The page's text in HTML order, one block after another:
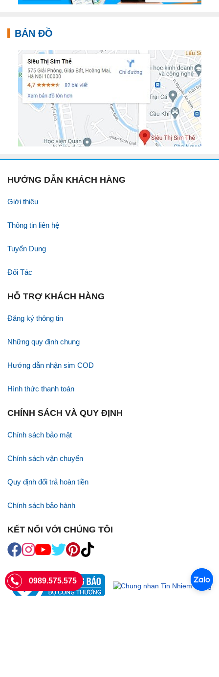
BẢN ĐỒ
HƯỚNG DẪN KHÁCH HÀNG
Giới thiệu
Thông tin liên hệ
Tuyển Dụng
Đối Tác
HỖ TRỢ KHÁCH HÀNG
Đăng ký thông tin
Những quy định chung
Hướng dẫn nhận sim COD
Hình thức thanh toán
CHÍNH SÁCH VÀ QUY ĐỊNH
Chính sách bảo mật
Chính sách vận chuyển
Quy định đổi trả hoàn tiền
Chính sách bảo hành
KẾT NỐI VỚI CHÚNG TÔI
0989.575.575